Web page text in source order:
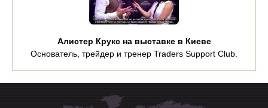
Алистер Крукс на выставке в Киеве
Основатель, трейдер и тренер Traders Support Club.